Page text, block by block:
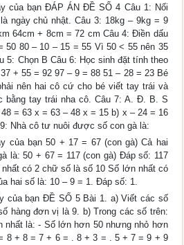
của bạn ĐÁP ÁN ĐỀ SỐ 4 Câu 1: Nối
ngày chủ nhật. Câu 3: 18kg – 9kg = 9
64cm + 8cm = 72 cm Câu 4: Điền dấu
50 80 – 10 – 15 = 55 Vì 50 < 55 nên 35
5: Chọn B Câu 6: Học sinh đặt tính theo
+ 55 = 92 97 – 9 = 88 51 – 28 = 23 Bé
nên hai cô cứ cho bé viết tay trái và
bằng tay trái nha cô. Câu 7: A. Đ. B. S
= 63 x = 63 – 48 x = 15 b) x – 24 = 16
Nhà cô tư nuôi được số con gà là:
của bạn 50 + 17 = 67 (con gà) Cả hai
là: 50 + 67 = 117 (con gà) Đáp số: 117
có 2 chữ số là số 10 Số lớn nhất có
hai số là: 10 – 9 = 1. Đáp số: 1.
của bạn ĐỀ SỐ 5 Bài 1. a) Viết các số
hàng đơn vị là 9. b) Trong các số trên:
nhất là: - Số lớn hơn 50 nhưng nhỏ hơn
8 + 8 = 7 + 6 = . 8 + 3 = . 5 + 7 = 9 + 9